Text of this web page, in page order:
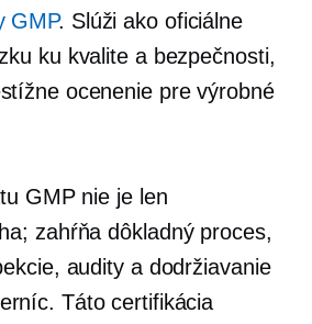
GMP. Slúži ako oficiálne
ku kvalite a bezpečnosti,
ocenenie pre výrobné
GMP nie je len
zahŕňa dôkladný proces,
audity a dodržiavanie
Táto certifikácia